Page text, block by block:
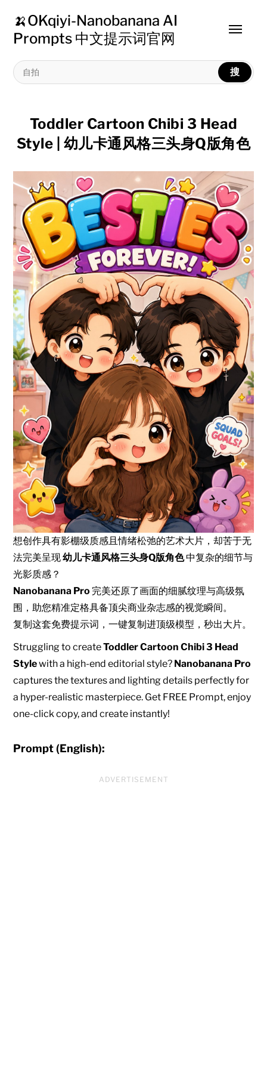
🍌OKqiyi-Nanobanana AI
Prompts 中文提示词官网
搜
Toggle
Toddler Cartoon Chibi 3 Head
Style | 幼儿卡通风格三头身Q版角色
想创作具有影棚级质感且情绪松弛的艺术大片，却苦于无
法完美呈现幼儿卡通风格三头身Q版角色中复杂的细节与
光影质感？
Nanobanana Pro 完美还原了画面的细腻纹理与高级氛
围，助您精准定格具备顶尖商业杂志感的视觉瞬间。
复制这套免费提示词，一键复制进顶级模型，秒出大片。
Struggling to createToddler Cartoon Chibi 3 Head
Stylewith a high-end editorial style? Nanobanana Pro
captures the textures and lighting details perfectly for
a hyper-realistic masterpiece. Get FREE Prompt, enjoy
one-click copy, and create instantly!
Prompt (English):
ADVERTISEMENT